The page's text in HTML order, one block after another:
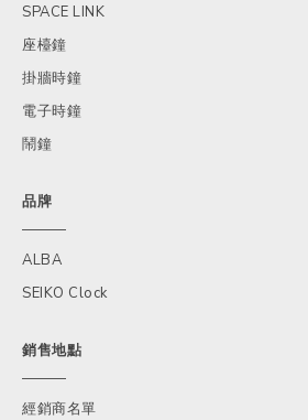
SPACE LINK
座檯鐘
掛牆時鐘
電子時鐘
鬧鐘
品牌
ALBA
SEIKO Clock
銷售地點
經銷商名單